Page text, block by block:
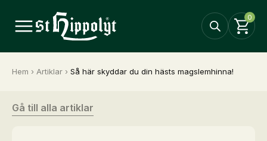
0
Hem › Artiklar › Så här skyddar du din hästs magslemhinna!
Gå till alla artiklar